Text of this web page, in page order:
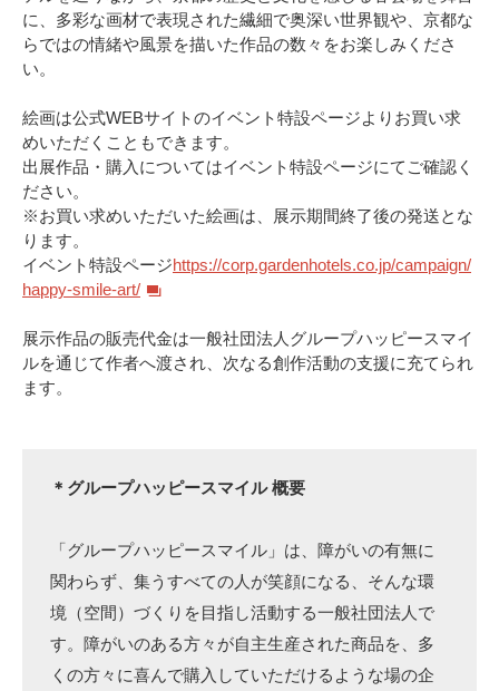
に、多彩な画材で表現された繊細で奥深い世界観や、京都な
らではの情緒や風景を描いた作品の数々をお楽しみくださ
い。
絵画は公式WEBサイトのイベント特設ページよりお買い求
めいただくこともできます。
出展作品・購入についてはイベント特設ページにてご確認く
ださい。
※お買い求めいただいた絵画は、展示期間終了後の発送とな
ります。
イベント特設ページhttps://corp.gardenhotels.co.jp/campaign/
happy-smile-art/
展示作品の販売代金は一般社団法人グループハッピースマイ
ルを通じて作者へ渡され、次なる創作活動の支援に充てられ
ます。
＊グループハッピースマイル 概要
「グループハッピースマイル」は、障がいの有無に
関わらず、集うすべての人が笑顔になる、そんな環
境（空間）づくりを目指し活動する一般社団法人で
す。障がいのある方々が自主生産された商品を、多
くの方々に喜んで購入していただけるような場の企